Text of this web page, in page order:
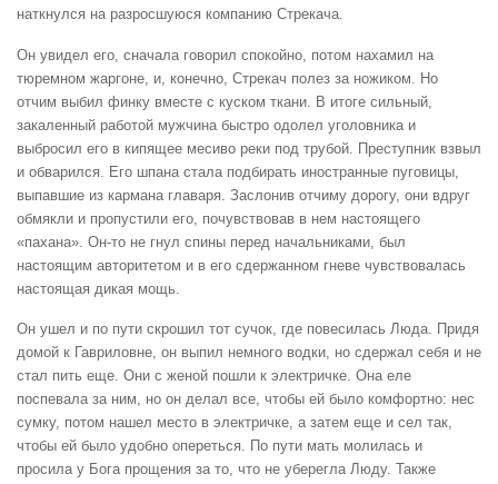
наткнулся на разросшуюся компанию Стрекача.
Он увидел его, сначала говорил спокойно, потом нахамил на
тюремном жаргоне, и, конечно, Стрекач полез за ножиком. Но
отчим выбил финку вместе с куском ткани. В итоге сильный,
закаленный работой мужчина быстро одолел уголовника и
выбросил его в кипящее месиво реки под трубой. Преступник взвыл
и обварился. Его шпана стала подбирать иностранные пуговицы,
выпавшие из кармана главаря. Заслонив отчиму дорогу, они вдруг
обмякли и пропустили его, почувствовав в нем настоящего
«пахана». Он-то не гнул спины перед начальниками, был
настоящим авторитетом и в его сдержанном гневе чувствовалась
настоящая дикая мощь.
Он ушел и по пути скрошил тот сучок, где повесилась Люда. Придя
домой к Гавриловне, он выпил немного водки, но сдержал себя и не
стал пить еще. Они с женой пошли к электричке. Она еле
поспевала за ним, но он делал все, чтобы ей было комфортно: нес
сумку, потом нашел место в электричке, а затем еще и сел так,
чтобы ей было удобно опереться. По пути мать молилась и
просила у Бога прощения за то, что не уберегла Люду. Также